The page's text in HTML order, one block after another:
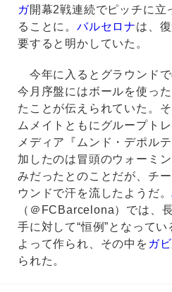
ガ開幕2戦連続でピッチに立
ることに。 バルセロナは、
要すると明かしていた。
今年に入るとグラウンドで
今月序盤にはボールを使っ
たことが伝えられていた。そ
ムメイトともにグループト
メディア『ムンド・デポル
加したのは冒頭のウォーミ
みだったとのことだが、チ
ウンドで汗を流したようだ。
（＠FCBarcelona）では、
手に対して“恒例”となって
よって作られ、その中を ガビ
られた。